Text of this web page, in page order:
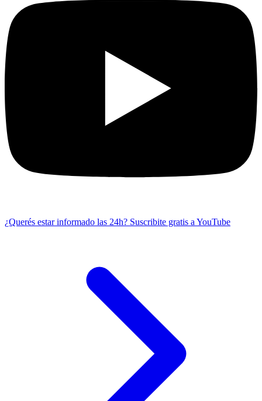
¿Querés estar informado las 24h? Suscribite gratis a YouTube